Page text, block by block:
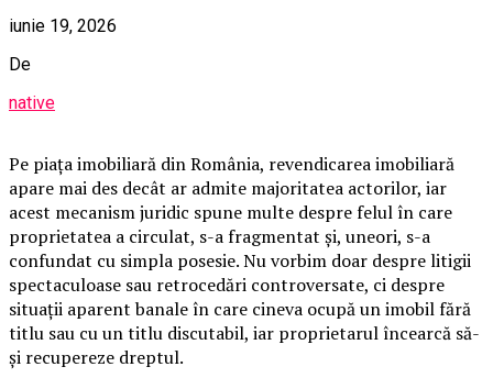
iunie 19, 2026
De
native
Pe piața imobiliară din România, revendicarea imobiliară
apare mai des decât ar admite majoritatea actorilor, iar
acest mecanism juridic spune multe despre felul în care
proprietatea a circulat, s-a fragmentat și, uneori, s-a
confundat cu simpla posesie. Nu vorbim doar despre litigii
spectaculoase sau retrocedări controversate, ci despre
situații aparent banale în care cineva ocupă un imobil fără
titlu sau cu un titlu discutabil, iar proprietarul încearcă să-
și recupereze dreptul.